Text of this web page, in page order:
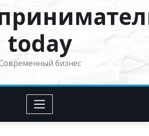
today
бизнес